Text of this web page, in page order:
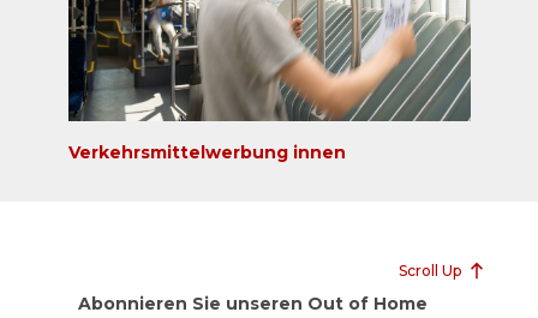
Verkehrsmittelwerbung innen
Scroll Up
Abonnieren Sie unseren Out of Home